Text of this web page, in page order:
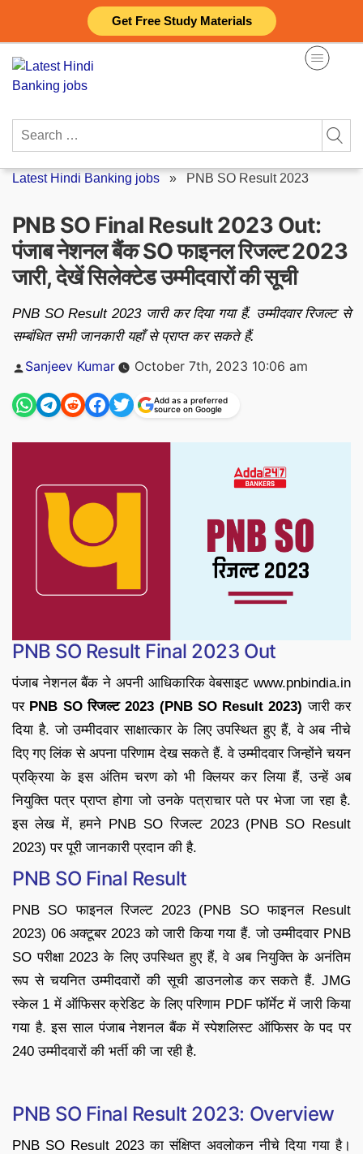
Get Free Study Materials
content
Search
Latest Hindi Banking jobs » PNB SO Result 2023
PNB SO Final Result 2023 Out:
पंजाब नेशनल बैंक SO फाइनल रिजल्ट 2023
जारी, देखें सिलेक्टेड उम्मीदवारों की सूची
PNB SO Result 2023 जारी कर दिया गया हैं. उम्मीदवार रिजल्ट से
सम्बंधित सभी जानकारी यहाँ से प्राप्त कर सकते हैं.
Posted
Sanjeev Kumar October 7th, 2023 10:06 am
Add as a preferred
source on Google
PNB SO Result Final 2023 Out
पंजाब नेशनल बैंक ने अपनी आधिकारिक वेबसाइट www.pnbindia.in
पर PNB SO रिजल्ट 2023 (PNB SO Result 2023) जारी कर
दिया है. जो उम्मीदवार साक्षात्कार के लिए उपस्थित हुए हैं, वे अब नीचे
दिए गए लिंक से अपना परिणाम देख सकते हैं. वे उम्मीदवार जिन्होंने चयन
प्रक्रिया के इस अंतिम चरण को भी क्लियर कर लिया हैं, उन्हें अब
नियुक्ति पत्र प्राप्त होगा जो उनके पत्राचार पते पर भेजा जा रहा है.
इस लेख में, हमने PNB SO रिजल्ट 2023 (PNB SO Result
2023) पर पूरी जानकारी प्रदान की है.
PNB SO Final Result
PNB SO फाइनल रिजल्ट 2023 (PNB SO फाइनल Result
2023) 06 अक्टूबर 2023 को जारी किया गया हैं. जो उम्मीदवार PNB
SO परीक्षा 2023 के लिए उपस्थित हुए हैं, वे अब नियुक्ति के अनंतिम
रूप से चयनित उम्मीदवारों की सूची डाउनलोड कर सकते हैं. JMG
स्केल 1 में ऑफिसर क्रेडिट के लिए परिणाम PDF फॉर्मेट में जारी किया
गया है. इस साल पंजाब नेशनल बैंक में स्पेशलिस्ट ऑफिसर के पद पर
240 उम्मीदवारों की भर्ती की जा रही है.
PNB SO Final Result 2023: Overview
PNB SO Result 2023 का संक्षिप्त अवलोकन नीचे दिया गया है।